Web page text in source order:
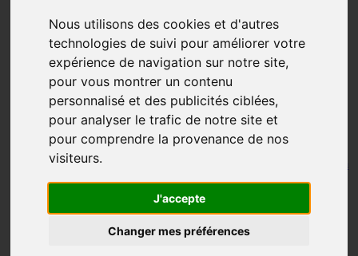
Nous utilisons des cookies et d'autres
technologies de suivi pour améliorer votre
expérience de navigation sur notre site,
pour vous montrer un contenu
personnalisé et des publicités ciblées,
pour analyser le trafic de notre site et
pour comprendre la provenance de nos
visiteurs.
J'accepte
Changer mes préférences
KNIT RED Aiguilles Circulaires Fixes
30 cm
Câbles-Câbles
TWIST SWIV360 SILVER Cables
TWIST RED Câbles
SPIN NYLON Câbles
TWIST X-FLEX BLUE Câbles
QUADS Pointes-QUADS Pointes
QUADS Pointes 13 cm
TWIST Pointes
TWIST Pointes 13 cm
TWIST Pointes TRÈS COURTES